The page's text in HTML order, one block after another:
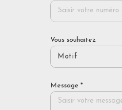
Vous souhaitez
Motif
Message *